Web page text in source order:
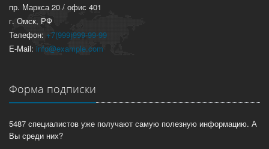
пр. Маркса 20 / офис 401
г. Омск, РФ
Телефон: +7(999)999-99-99
E-Mail: info@example.com
Форма подписки
5487 специалистов уже получают самую полезную информацию. А
Вы среди них?